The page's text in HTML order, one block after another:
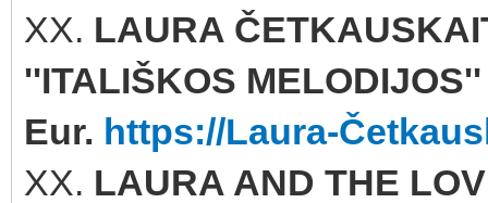
XX. LAURA
''ITALIŠKOS
Eur. https://Laura-
XX. LAURA AND THE